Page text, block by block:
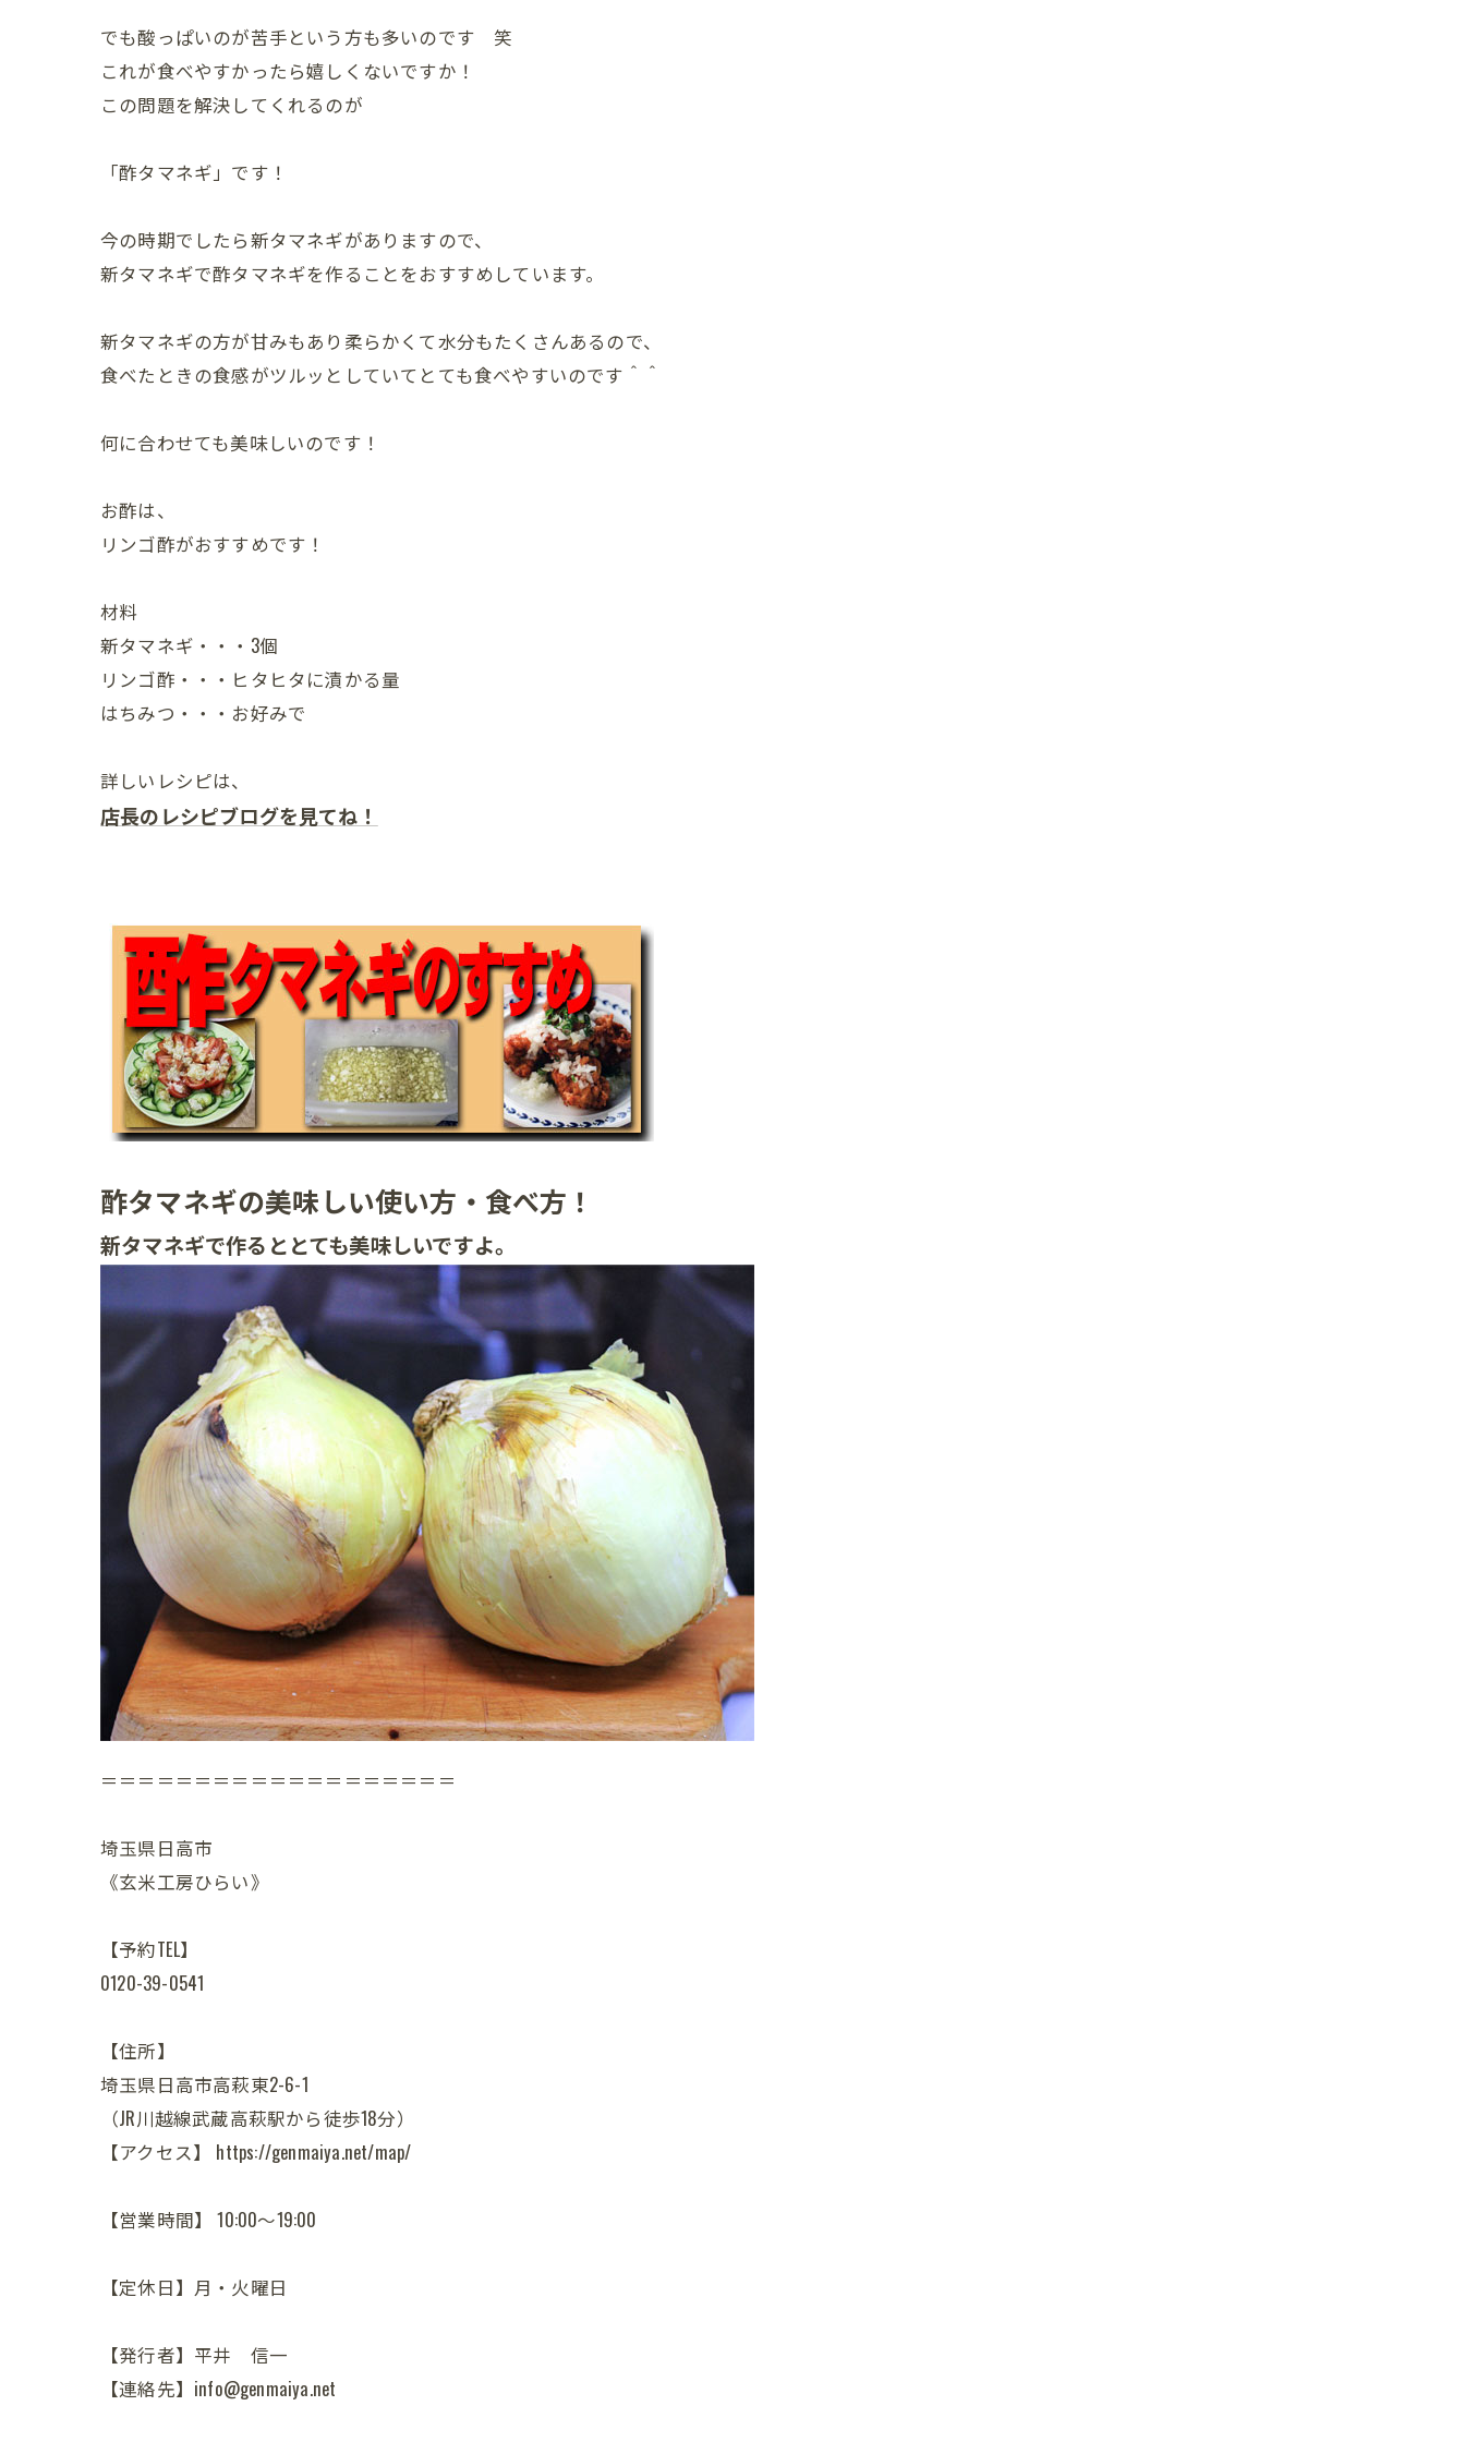
でも酸っぱいのが苦手という方も多いのです 笑
これが食べやすかったら嬉しくないですか！
この問題を解決してくれるのが
「酢タマネギ」です！
今の時期でしたら新タマネギがありますので、
新タマネギで酢タマネギを作ることをおすすめしています。
新タマネギの方が甘みもあり柔らかくて水分もたくさんあるので、
食べたときの食感がツルッとしていてとても食べやすいのです＾＾
何に合わせても美味しいのです！
お酢は、
リンゴ酢がおすすめです！
材料
新タマネギ・・・3個
リンゴ酢・・・ヒタヒタに漬かる量
はちみつ・・・お好みで
詳しいレシピは、
店長のレシピブログを見てね！
酢タマネギの美味しい使い方・食べ方！
新タマネギで作るととても美味しいですよ。
＝＝＝＝＝＝＝＝＝＝＝＝＝＝＝＝＝＝＝
埼玉県日高市
《玄米工房ひらい》
【予約TEL】
0120-39-0541
【住所】
埼玉県日高市高萩東2-6-1
（JR川越線武蔵高萩駅から徒歩18分）
【アクセス】 https://genmaiya.net/map/
【営業時間】 10:00～19:00
【定休日】月・火曜日
【発行者】平井 信一
【連絡先】info@genmaiya.net